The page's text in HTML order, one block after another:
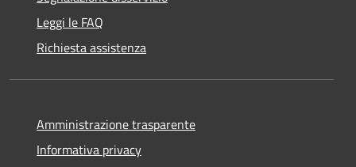
Leggi le FAQ
Richiesta assistenza
Amministrazione trasparente
Informativa privacy